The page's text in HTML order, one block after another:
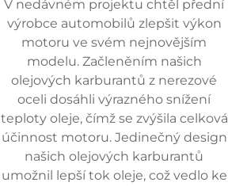
V nedávném projektu chtěl přední
výrobce automobilů zlepšit výkon
motoru ve svém nejnovějším
modelu. Začleněním našich
olejových karburantů z nerezové
oceli dosáhli výrazného snížení
teploty oleje, čímž se zvýšila celková
účinnost motoru. Jedinečný design
našich olejových karburantů
umožnil lepší tok oleje, což vedlo ke